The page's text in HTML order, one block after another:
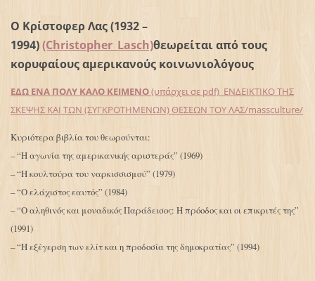
Ο Κρίστοφερ Λας (1932 –
1994)(Christopher_Lasch)θεωρείται από τους
κορυφαίους αμερικανούς κοινωνιολόγους
ΕΔΩ ΕΝΑ ΠΟΛΥ ΚΑΛΟ ΚΕΙΜΕΝΟ(υπάρχει σε pdf) ΕΝΔΕΙΚΤΙΚΟ ΤΗΣ
ΣΚΕΨΗΣ ΚΑΙ ΤΩΝ (ΣΥΓΚΡΟΤΗΜΕΝΩΝ) ΘΕΣΕΩΝ ΤΟΥ ΛΑΣ/massculture/
Κυριότερα βιβλία του θεωρούνται:
– “Η αγωνία της αμερικανικής αριστεράς” (1969)
– “Η κουλτούρα του ναρκισσισμού” (1979)
– “Ο ελάχιστος εαυτός” (1984)
– “Ο αληθινός και μοναδικός Παράδεισος: Η πρόοδος και οι επικριτές της”
(1991)
– “Η εξέγερση των ελίτ και η προδοσία της δημοκρατίας” (1994)